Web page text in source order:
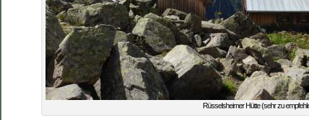
Rüsselsheimer Hütte (sehr zu